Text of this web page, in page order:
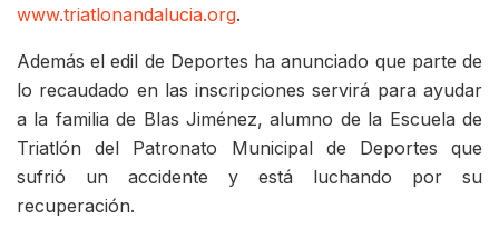
www.triatlonandalucia.org.
Además el edil de Deportes ha anunciado que parte de
lo recaudado en las inscripciones servirá para ayudar
a la familia de Blas Jiménez, alumno de la Escuela de
Triatlón del Patronato Municipal de Deportes que
sufrió un accidente y está luchando por su
recuperación.